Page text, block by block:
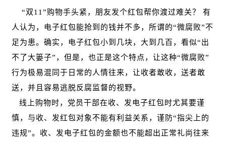
“双11”购物手头紧，朋友发个红包帮你渡过难关？ 有
人认为，电子红包能抢到的钱并不多，所谓的“微腐败”不
足为患。确实，电子红包小到几块，大到几百，看似“出
不了大篓子”，但是，也正是这个特点，让这种“微腐败”
行为极易混同于日常的人情往来，让收者敢收，送者敢
送，并且容易逃脱反腐监督的视野。
线上购物时，党员干部在收、发电子红包时尤其要谨
慎，与收、发红包对象不能有利益关系，谨防“指尖上的
违规”。收、发电子红包的金额也不能超出正常礼尚往来